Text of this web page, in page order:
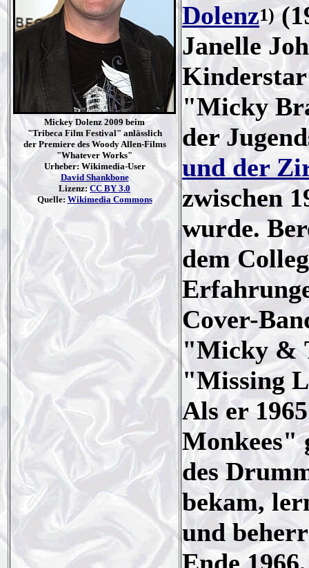
Mickey Dolenz 2009 beim
"Tribeca Film Festival" anlässlich
der Premiere des Woody Allen-Films
"Whatever Works"
Urheber: Wikimedia-User
David Shankbone
Lizenz:CC BY 3.0
Quelle: Wikimedia Commons
Dolenz1)
Janelle
"Micky
der
und der
zwischen
wurde.
dem
Cover-
"Micky &
"Missing
Als er
Monkees"
des
bekam,
und